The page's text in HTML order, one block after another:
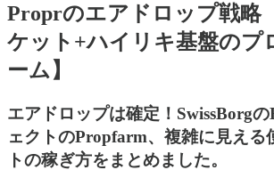
Proprのエアドロップ戦略
ケット+ハイリキ基盤のプ
ーム】
エアドロップは確定！SwissBorg
ェクトのPropfarm、複雑に見える
トの稼ぎ方をまとめました。